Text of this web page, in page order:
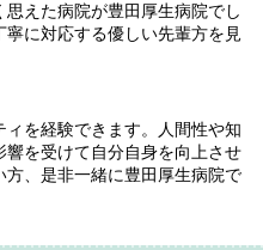
えた病院が豊田厚生病院でし
に対応する優しい先輩方を見
を経験できます。人間性や知
を受けて自分自身を向上させ
、是非一緒に豊田厚生病院で